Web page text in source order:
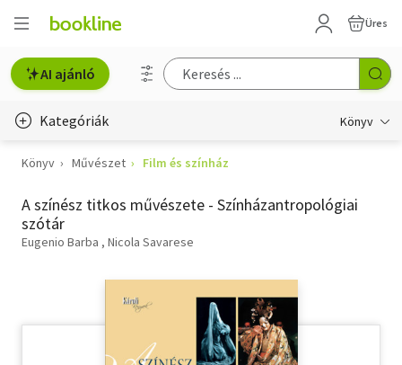
Üres
AI ajánló
Kategóriák Könyv
Életmód, egészség
Erotika
Gyermek- és ifjúsági
Hobbi, szabadidő
Könyv Művészet Film és színház
A színész titkos művészete - Színházantropológiai
szótár
Eugenio Barba Nicola Savarese